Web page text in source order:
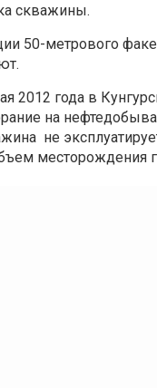
скважины.
50-метрового
2012 года в
на
не
месторождения